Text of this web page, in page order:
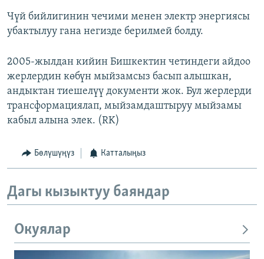
Чүй бийлигинин чечими менен электр энергиясы
убактылуу гана негизде берилмей болду.
2005-жылдан кийин Бишкектин четиндеги айдоо
жерлердин көбүн мыйзамсыз басып алышкан,
андыктан тиешелүү документи жок. Бул жерлерди
трансформациялап, мыйзамдаштыруу мыйзамы
кабыл алына элек. (RK)
Бөлүшүңүз Катталыңыз
Дагы кызыктуу баяндар
Окуялар